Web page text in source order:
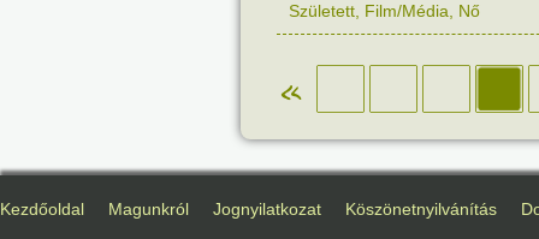
Született Film/Média Nő
«
Kezdőoldal Magunkról Jognyilatkozat Köszönetnyilvánítás